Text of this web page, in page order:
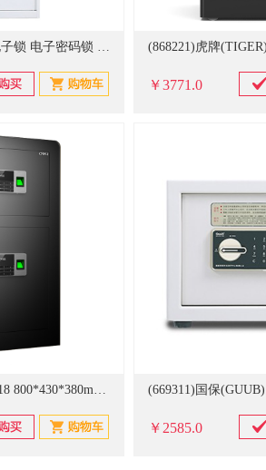
(823202)中伟 分双节电子锁 电子密码锁 加厚款 保密柜(单位：台)
￥3771.0
(621815)得力(deli) 27118 800*430*380mm指纹+密码 保险柜(单位：个)
￥2585.0